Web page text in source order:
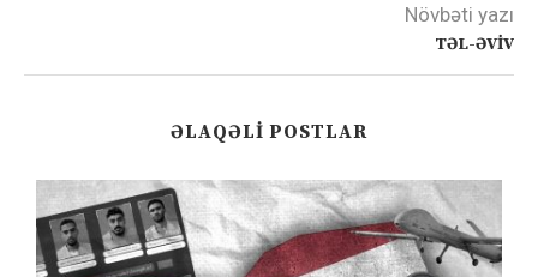
Növbəti yazı
TƏL-ƏVİV
ƏLAQƏLI POSTLAR